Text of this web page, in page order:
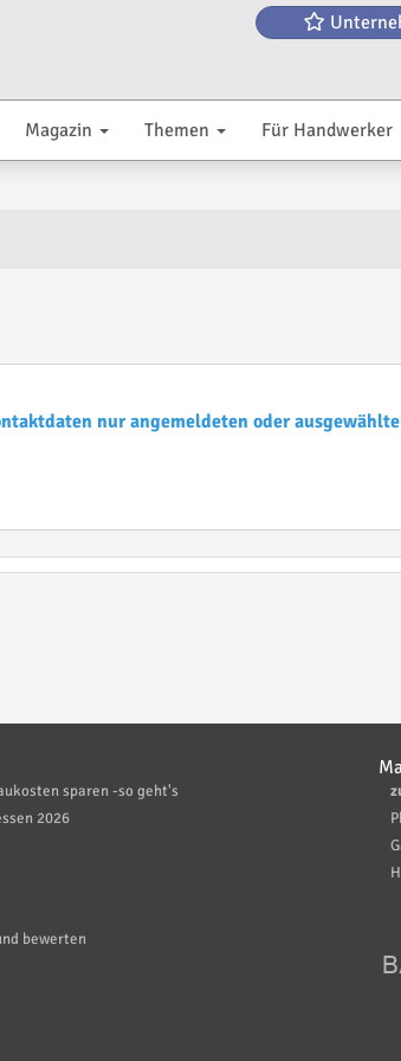
Magazin Themen Für Handwerker
nur angemeldeten oder
sparen -so geht's
2026
bewerten